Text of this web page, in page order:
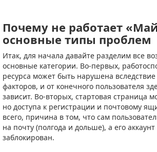
Почему не работает
основные типы проблем
Итак, для начала давайте разделим все
основные категории. Во-первых,
ресурса может быть нарушена
факторов, и от конечного пользователя
зависит. Во-вторых, стартовая страница
но доступа к регистрации и почтовому
всего, причина в том, что сам
на почту (полгода и дольше), а его
заблокирован.